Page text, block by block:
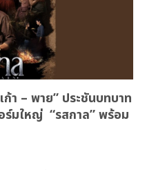
า – พาย” ประชันบทบาท
ร์มใหญ่ “รสกาล” พร้อม